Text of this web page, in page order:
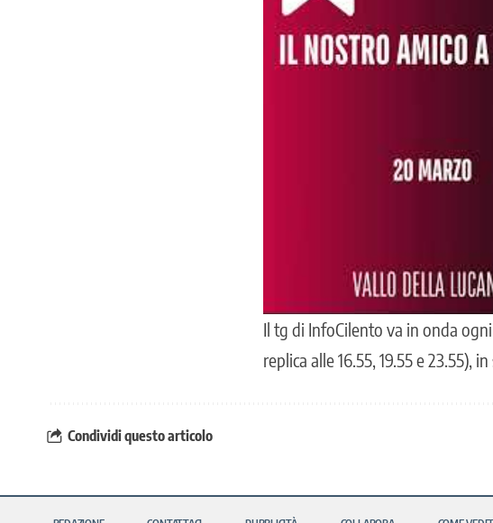
Il tg di InfoCilento va in onda
replica alle 16.55, 19.55 e 23.55),
Condividi questo articolo